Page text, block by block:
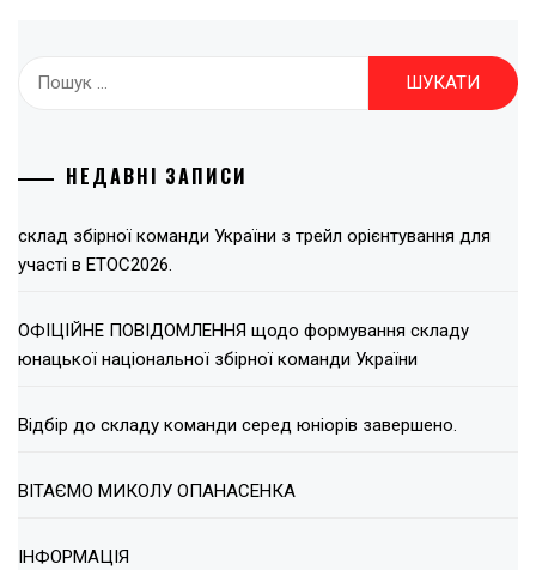
НЕДАВНІ ЗАПИСИ
склад збірної команди України з трейл орієнтування для
участі в ЕТОС2026.
ОФІЦІЙНЕ ПОВІДОМЛЕННЯ щодо формування складу
юнацької національної збірної команди України
Відбір до складу команди серед юніорів завершено.
ВІТАЄМО МИКОЛУ ОПАНАСЕНКА
ІНФОРМАЦІЯ